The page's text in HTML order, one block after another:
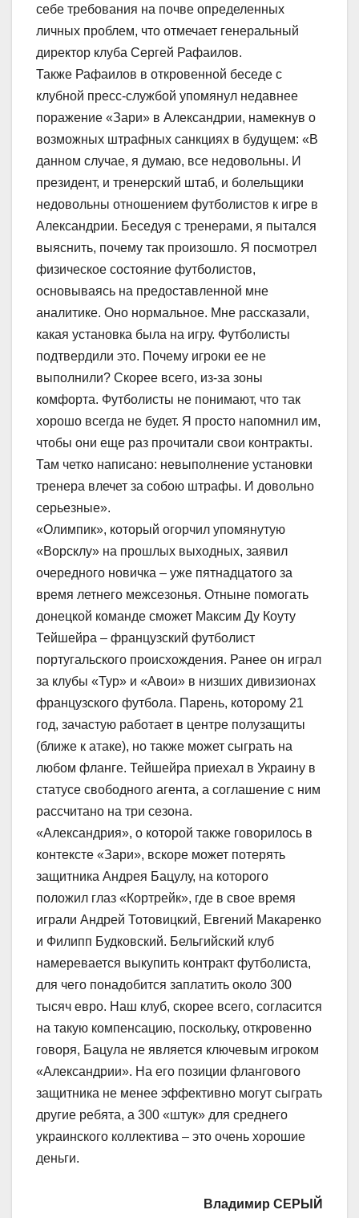
себе требования на почве определенных
личных проблем, что отмечает генеральный
директор клуба Сергей Рафаилов.
Также Рафаилов в откровенной беседе с
клубной пресс-службой упомянул недавнее
поражение «Зари» в Александрии, намекнув о
возможных штрафных санкциях в будущем: «В
данном случае, я думаю, все недовольны. И
президент, и тренерский штаб, и болельщики
недовольны отношением футболистов к игре в
Александрии. Беседуя с тренерами, я пытался
выяснить, почему так произошло. Я посмотрел
физическое состояние футболистов,
основываясь на предоставленной мне
аналитике. Оно нормальное. Мне рассказали,
какая установка была на игру. Футболисты
подтвердили это. Почему игроки ее не
выполнили? Скорее всего, из-за зоны
комфорта. Футболисты не понимают, что так
хорошо всегда не будет. Я просто напомнил им,
чтобы они еще раз прочитали свои контракты.
Там четко написано: невыполнение установки
тренера влечет за собою штрафы. И довольно
серьезные».
«Олимпик», который огорчил упомянутую
«Ворсклу» на прошлых выходных, заявил
очередного новичка – уже пятнадцатого за
время летнего межсезонья. Отныне помогать
донецкой команде сможет Максим Ду Коуту
Тейшейра – французский футболист
португальского происхождения. Ранее он играл
за клубы «Тур» и «Авои» в низших дивизионах
французского футбола. Парень, которому 21
год, зачастую работает в центре полузащиты
(ближе к атаке), но также может сыграть на
любом фланге. Тейшейра приехал в Украину в
статусе свободного агента, а соглашение с ним
рассчитано на три сезона.
«Александрия», о которой также говорилось в
контексте «Зари», вскоре может потерять
защитника Андрея Бацулу, на которого
положил глаз «Кортрейк», где в свое время
играли Андрей Тотовицкий, Евгений Макаренко
и Филипп Будковский. Бельгийский клуб
намеревается выкупить контракт футболиста,
для чего понадобится заплатить около 300
тысяч евро. Наш клуб, скорее всего, согласится
на такую компенсацию, поскольку, откровенно
говоря, Бацула не является ключевым игроком
«Александрии». На его позиции флангового
защитника не менее эффективно могут сыграть
другие ребята, а 300 «штук» для среднего
украинского коллектива – это очень хорошие
деньги.
Владимир СЕРЫЙ